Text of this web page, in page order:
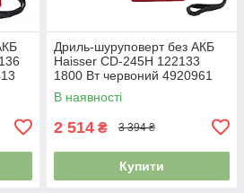
Дриль-шуруповерт без АКБ
Haisser СD-245H 122133
1800 Вт червоний 4920961
В наявності
2 514 ₴ 3 394 ₴
Купити